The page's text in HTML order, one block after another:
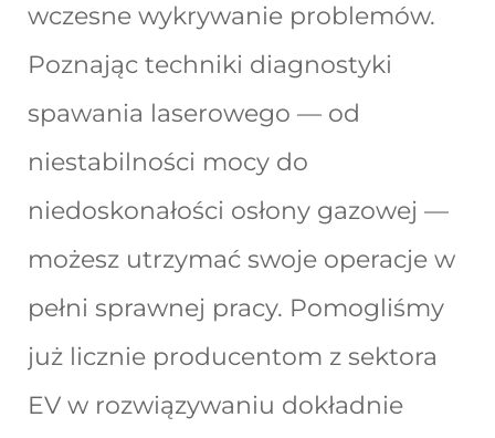
wczesne wykrywanie problemów.
Poznając techniki diagnostyki
spawania laserowego — od
niestabilności mocy do
niedoskonałości osłony gazowej —
możesz utrzymać swoje operacje w
pełni sprawnej pracy. Pomogliśmy
już licznie producentom z sektora
EV w rozwiązywaniu dokładnie